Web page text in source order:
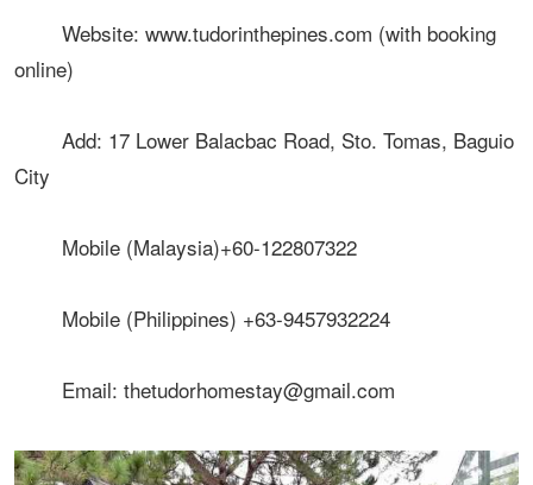
Website: www.tudorinthepines.com (with booking
online)
Add: 17 Lower Balacbac Road, Sto. Tomas, Baguio
City
Mobile (Malaysia)+60-122807322
Mobile (Philippines) +63-9457932224
Email: thetudorhomestay@gmail.com